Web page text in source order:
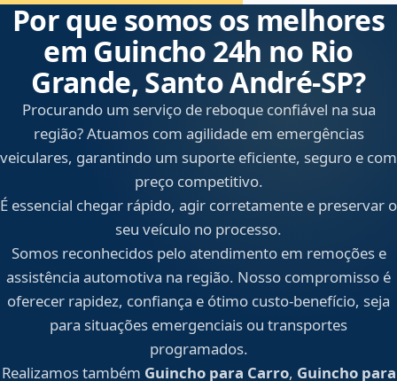
Por que somos os melhores
em Guincho 24h no Rio
Grande, Santo André‑SP?
Procurando um serviço de reboque confiável na sua
região? Atuamos com agilidade em emergências
veiculares, garantindo um suporte eficiente, seguro e com
preço competitivo.
É essencial chegar rápido, agir corretamente e preservar o
seu veículo no processo.
Somos reconhecidos pelo atendimento em remoções e
assistência automotiva na região. Nosso compromisso é
oferecer rapidez, confiança e ótimo custo-benefício, seja
para situações emergenciais ou transportes
programados.
Realizamos também Guincho para Carro, Guincho para